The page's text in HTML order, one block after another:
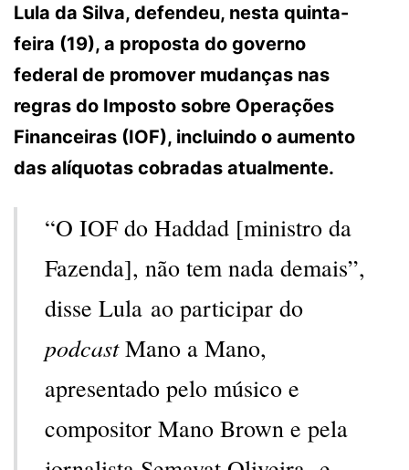
Lula da Silva, defendeu, nesta quinta-
feira (19), a proposta do governo
federal de promover mudanças nas
regras do Imposto sobre Operações
Financeiras (IOF), incluindo o aumento
das alíquotas cobradas atualmente.
“O IOF do Haddad [ministro da
Fazenda], não tem nada demais”,
disse Lula ao participar do
podcastMano a Mano,
apresentado pelo músico e
compositor Mano Brown e pela